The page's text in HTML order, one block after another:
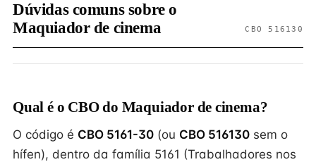
Dúvidas comuns sobre o
Maquiador de cinema
CBO 516130
Qual é o CBO do Maquiador de cinema?
O código é CBO 5161-30 (ou CBO 516130 sem o
hífen), dentro da família 5161 (Trabalhadores nos